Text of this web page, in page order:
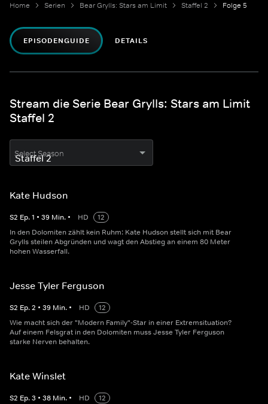
Home Serien Bear Grylls: Stars am Limit Staffel 2 Folge 5
EPISODENGUIDE DETAILS
Stream die Serie Bear Grylls: Stars am Limit
Staffel 2
Select Season
Kate Hudson
S2 Ep.1 • 39 Min. • HD
12
In den Dolomiten zählt kein Ruhm: Kate Hudson stellt sich mit Bear
Grylls steilen Abgründen und wagt den Abstieg an einem 80 Meter
hohen Wasserfall.
Jesse Tyler Ferguson
S2 Ep.2 • 39 Min. • HD
12
Wie macht sich der "Modern Family"-Star in einer Extremsituation?
Auf einem Felsgrat in den Dolomiten muss Jesse Tyler Ferguson
starke Nerven behalten.
Kate Winslet
S2 Ep.3 • 38 Min. • HD
12